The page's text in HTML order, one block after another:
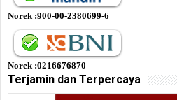
Norek :900-00-2380699-6
Norek :0216676870
Terjamin dan Terpercaya